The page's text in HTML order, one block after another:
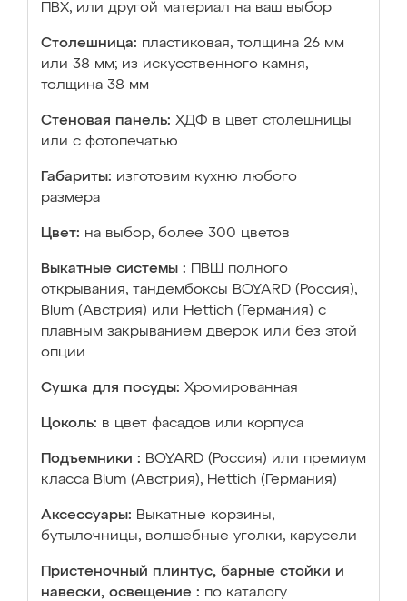
ПВХ, или другой материал на ваш выбор
Столешница: пластиковая, толщина 26 мм
или 38 мм; из искусственного камня,
толщина 38 мм
Стеновая панель: ХДФ в цвет столешницы
или с фотопечатью
Габариты: изготовим кухню любого
размера
Цвет: на выбор, более 300 цветов
Выкатные системы :
ПВШ полного
открывания, тандембоксы BOYARD (Россия),
Blum (Австрия) или Hettich (Германия) с
плавным закрыванием дверок или без этой
опции
Сушка для посуды: Хромированная
Цоколь: в цвет фасадов или корпуса
Подъемники : BOYARD (Россия) или премиум
класса Blum (Австрия), Hettich (Германия)
Аксессуары: Выкатные корзины,
бутылочницы, волшебные уголки, карусели
Пристеночный плинтус, барные стойки и
навески, освещение : по каталогу